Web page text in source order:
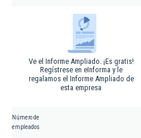
Ve el Informe Ampliado. ¡Es gratis!
Regístrese en eInforma y le
regalamos el Informe Ampliado de
esta empresa
Número de
empleados